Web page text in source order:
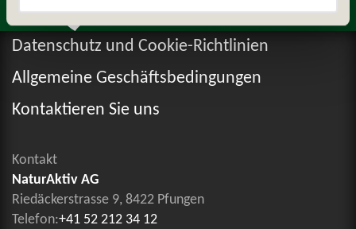
Datenschutz und Cookie-Richtlinien
Allgemeine Geschäftsbedingungen
Kontaktieren Sie uns
Kontakt
NaturAktiv AG
Riedäckerstrasse 9, 8422 Pfungen
Telefon:+41 52 212 34 12